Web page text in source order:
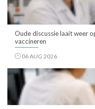
Oude discussie laait weer
vaccineren
06 AUG 2026